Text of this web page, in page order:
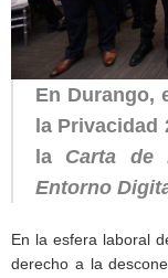
En Durango,
la Privacidad
la Carta de
Entorno
En la esfera laboral
derecho a la